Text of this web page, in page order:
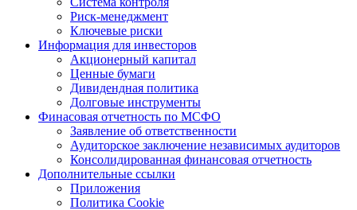
Риск-менеджмент
Ключевые риски
Информация для инвесторов
Акционерный капитал
Ценные бумаги
Дивидендная политика
Долговые инструменты
Финасовая отчетность по МСФО
Заявление об ответственности
Аудиторское заключение независимых аудиторов
Консолидированная финансовая отчетность
Дополнительные ссылки
Приложения
Политика Cookie